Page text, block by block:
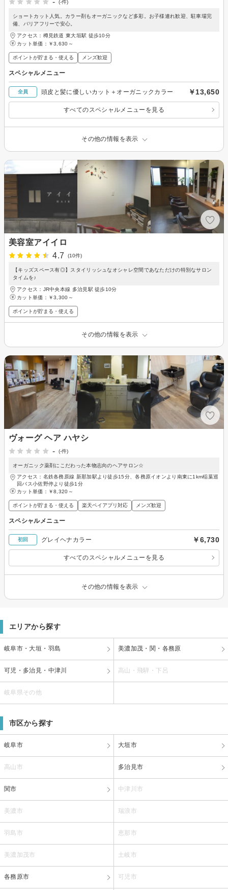
(-件)
ショートカット人気。カラー剤もオーガニックなど多彩。お子様連れ歓迎、駐車場完
備、バリアフリーで安心。
アクセス：樽見鉄道 東大垣駅 徒歩10分
カット単価： ￥3,630～
ポイントが貯まる・使える メンズ歓迎
スペシャルメニュー
全員 頭皮と髪に優しいカット＋オーガニックカラー ￥13,650
すべてのスペシャルメニューを見る
その他の情報を表示
美容室アイイロ
4.7
(10件)
【キッズスペース有◎】スタイリッシュなオシャレ空間であなただけの特別なサロン
タイムを♪
アクセス：JR中央本線 多治見駅 徒歩10分
カット単価： ￥3,300～
ポイントが貯まる・使える
その他の情報を表示
ヴォーグ ヘア ハヤシ
-
(-件)
オーガニック薬剤にこだわった本物志向のヘアサロン☆
アクセス：名鉄各務原線 新那加駅より徒歩15分、各務原イオンより南東に1km稲葉巡
回バス小佐野停より徒歩1分
カット単価： ￥8,320～
ポイントが貯まる・使える 楽天ペイアプリ対応 メンズ歓迎
スペシャルメニュー
初回 グレイヘナカラー ￥6,730
すべてのスペシャルメニューを見る
その他の情報を表示
エリアから探す
岐阜市・大垣・羽島 美濃加茂・関・各務原
可児・多治見・中津川 高山・飛騨・下呂
岐阜県その他
市区から探す
岐阜市 大垣市
高山市 多治見市
関市 中津川市
美濃市 瑞浪市
羽島市 恵那市
美濃加茂市 土岐市
各務原市 可児市